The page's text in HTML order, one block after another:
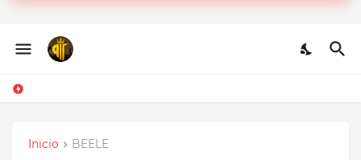
PONCE FT FARRUKO,
HANZEL LA H, FRONTI
Inicio BEELE